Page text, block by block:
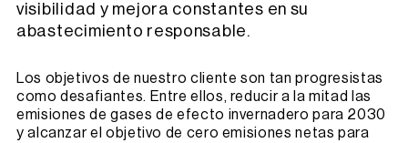
visibilidad y mejora constantes en su
abastecimiento responsable.
Los objetivos de nuestro cliente son tan progresistas
como desafiantes. Entre ellos, reducir a la mitad las
emisiones de gases de efecto invernadero para 2030
y alcanzar el objetivo de cero emisiones netas para